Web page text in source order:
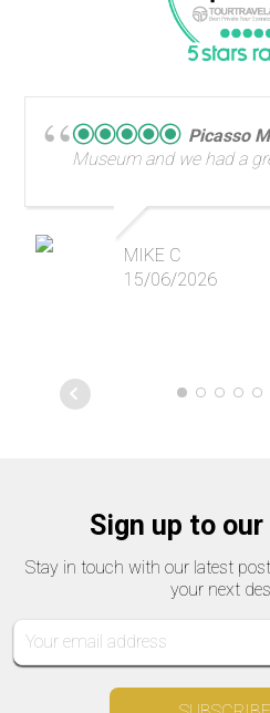
Picasso
Museum and we had a
MIKE C
15/06/2026
Sign up to
Stay in touch with our latest
your next